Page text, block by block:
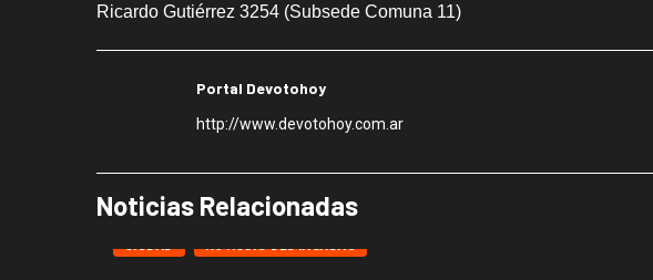
Ricardo Gutiérrez 3254 (Subsede Comuna 11)
Portal Devotohoy
http://www.devotohoy.com.ar
Noticias Relacionadas
CIUDAD NOTICIAS DESTACADAS